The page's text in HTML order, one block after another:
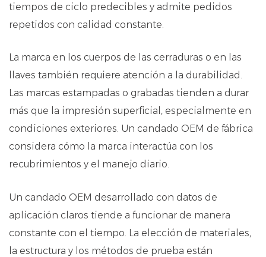
tiempos de ciclo predecibles y admite pedidos
repetidos con calidad constante.
La marca en los cuerpos de las cerraduras o en las
llaves también requiere atención a la durabilidad.
Las marcas estampadas o grabadas tienden a durar
más que la impresión superficial, especialmente en
condiciones exteriores. Un candado OEM de fábrica
considera cómo la marca interactúa con los
recubrimientos y el manejo diario.
Un candado OEM desarrollado con datos de
aplicación claros tiende a funcionar de manera
constante con el tiempo. La elección de materiales,
la estructura y los métodos de prueba están